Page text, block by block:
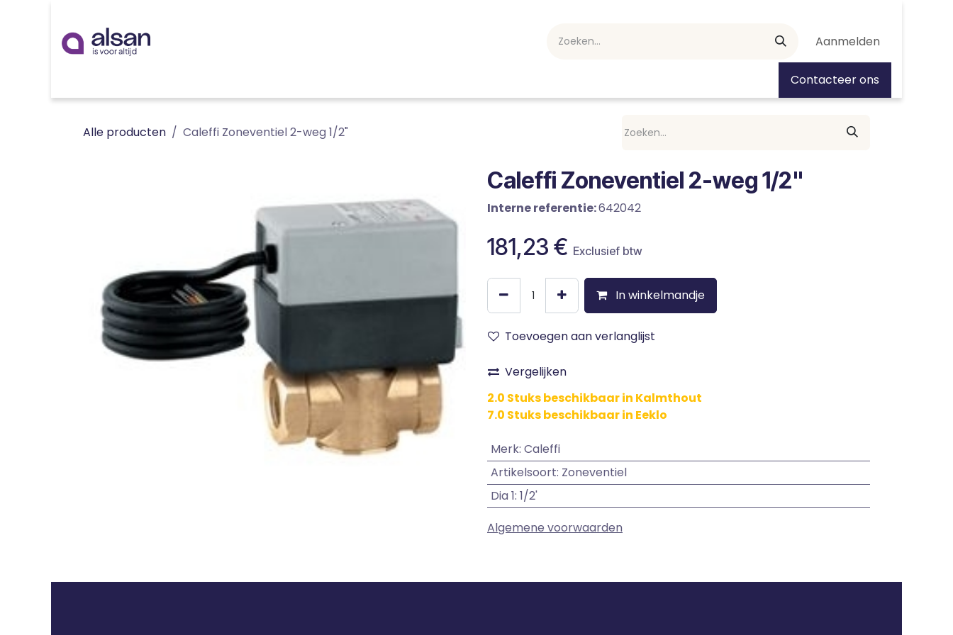
Aanmelden
Contacteer ons
Alle producten Caleffi Zoneventiel 2-weg 1/2"
Caleffi Zoneventiel 2-weg 1/2"
Interne referentie:642042
181,23 € Exclusief btw
In winkelmandje
Toevoegen aan verlanglijst
Vergelijken
2.0 Stuks beschikbaar in Kalmthout
7.0 Stuks beschikbaar in Eeklo
Merk: Caleffi
Artikelsoort: Zoneventiel
Dia 1: 1/2'
Algemene voorwaarden